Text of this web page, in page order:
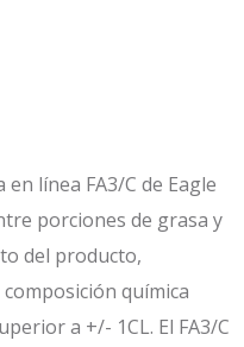
línea FA3/C de Eagle
porciones de grasa y
del producto,
química
a +/- 1CL. El FA3/C